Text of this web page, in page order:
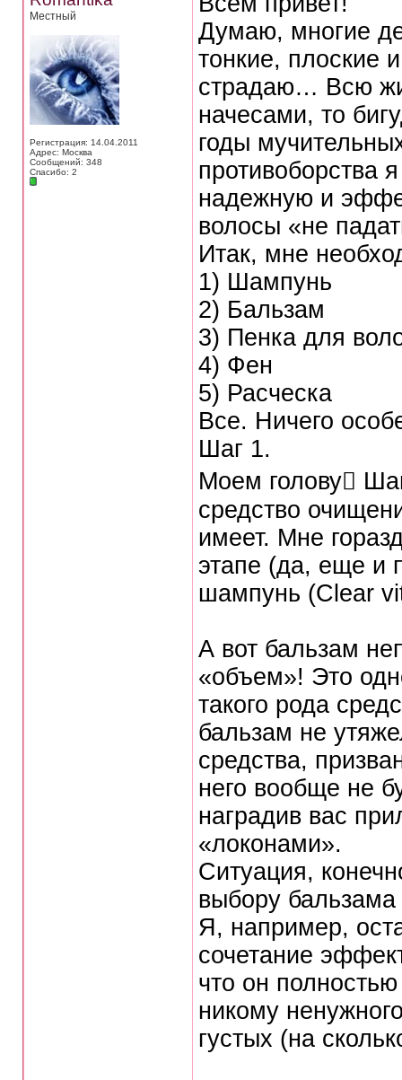
Местный
Регистрация: 14.04.2011
Адрес: Москва
Сообщений: 348
Спасибо: 2
Думаю, многие
тонкие, плоские
страдаю… Всю
начесами, то
годы
противоборства
надежную и
волосы «не
Итак, мне
1) Шампунь
2) Бальзам
3) Пенка для
4) Фен
5) Расческа
Все. Ничего
Шаг 1.
Моем голову
средство
имеет. Мне
этапе (да, еще и
шампунь (Clear
А вот бальзам
«объем»! Это
такого рода
бальзам не
средства,
него вообще не
наградив вас
«локонами».
Ситуация,
выбору бальзама
Я, например,
сочетание
что он
никому
густых (на